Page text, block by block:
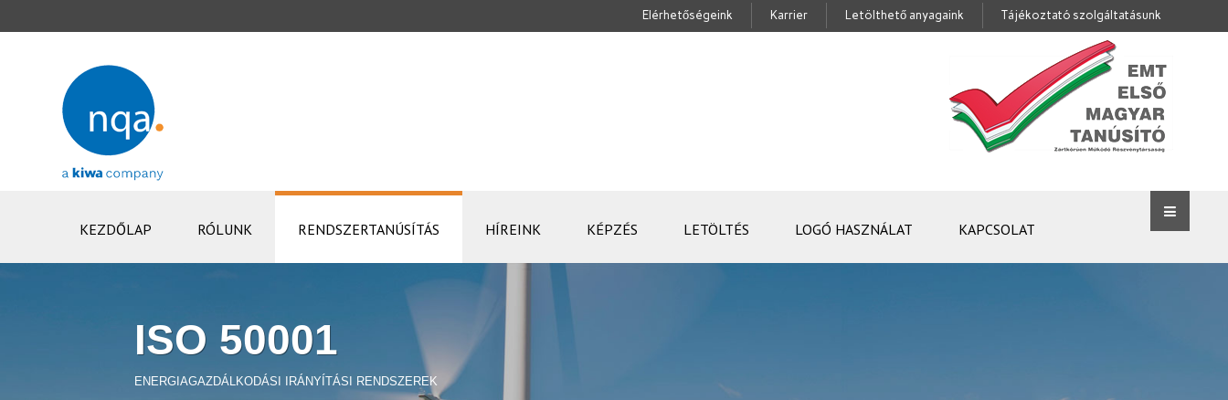
Elérhetőségeink Karrier Letölthető anyagaink Tájékoztató szolgáltatásunk
KEZDŐLAP RÓLUNK RENDSZERTANÚSÍTÁS HÍREINK KÉPZÉS LETÖLTÉS LOGÓ HASZNÁLAT KAPCSOLAT
ENERGIAGAZDÁLKODÁSI IRÁNYÍTÁSI RENDSZEREK
ISO 50001